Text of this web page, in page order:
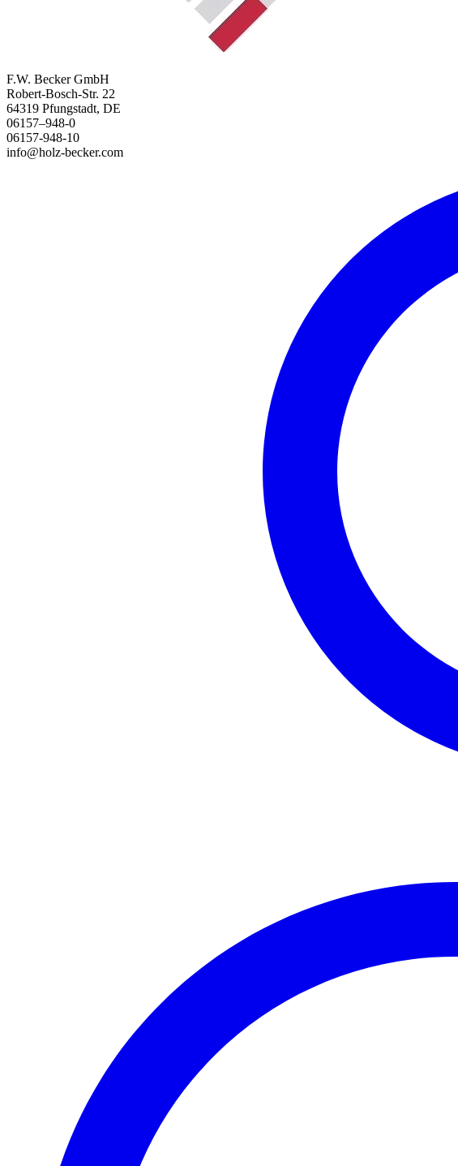
F.W. Becker GmbH
Robert-Bosch-Str. 22
64319 Pfungstadt, DE
06157–948-0
06157-948-10
info@holz-becker.com